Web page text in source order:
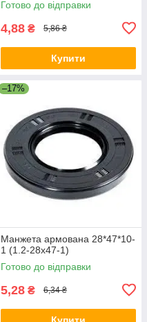
Готово до відправки
4,88 ₴ 5,86 ₴
Купити
–17%
Манжета армована 28*47*10-
1 (1.2-28х47-1)
Готово до відправки
5,28 ₴ 6,34 ₴